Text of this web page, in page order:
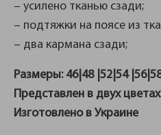
– усилено тканью сзади;
– подтяжки на поясе из
– два кармана сзади;
Размеры: 46|48 |52|54
Представлен в двух
Изготовлено в Украине